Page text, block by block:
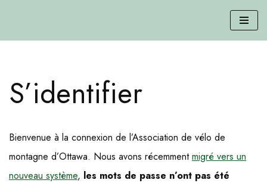
S’identifier
Bienvenue à la connexion de l’Association de vélo de
montagne d’Ottawa. Nous avons récemmentmigré vers un
nouveau système, les mots de passe n’ont pas été